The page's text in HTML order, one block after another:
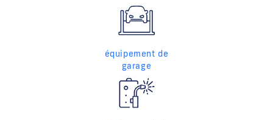
équipement de
garage